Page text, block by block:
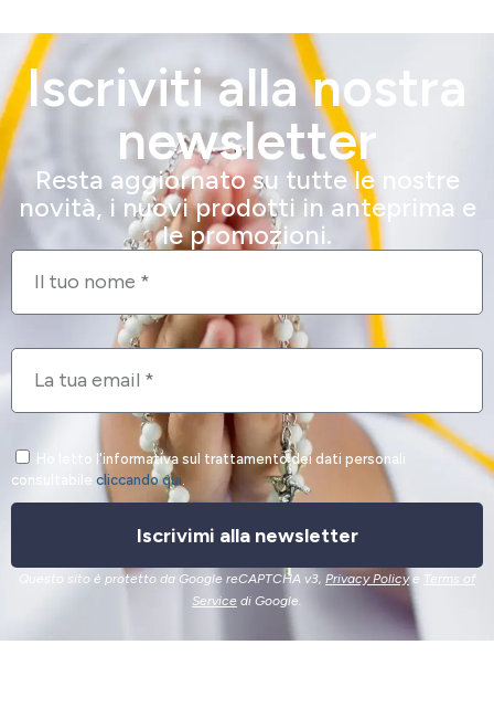
Iscriviti alla nostra
newsletter
Resta aggiornato su tutte le nostre
novità, i nuovi prodotti in anteprima e
le promozioni.
Ho letto l'informativa sul trattamento dei dati personali
consultabile cliccando qui.
Iscrivimi alla newsletter
Questo sito è protetto da Google reCAPTCHA v3, Privacy Policye Terms of
Service di Google.